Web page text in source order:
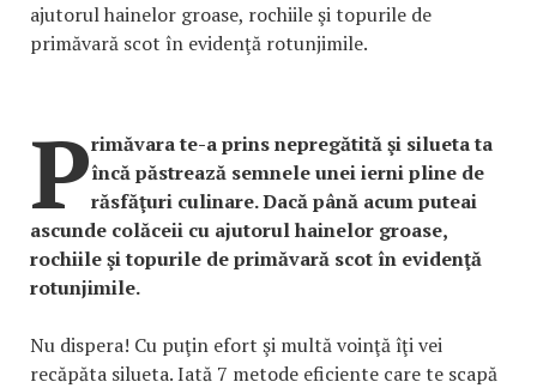
ajutorul hainelor groase, rochiile şi topurile de
primăvară scot în evidenţă rotunjimile.
Primăvara te-a prins nepregătită şi silueta ta
încă păstrează semnele unei ierni pline de
răsfăţuri culinare. Dacă până acum puteai
ascunde colăceii cu ajutorul hainelor groase,
rochiile şi topurile de primăvară scot în evidenţă
rotunjimile.
Nu dispera! Cu puţin efort şi multă voinţă îţi vei
recăpăta silueta. Iată 7 metode eficiente care te scapă